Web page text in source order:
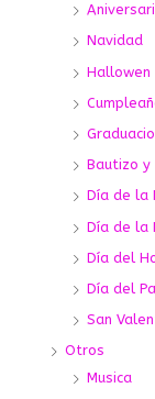
Navidad
Hallowen
Bautizo y
Día de la
Día de la
Día del
Día del
San
Otros
Musica